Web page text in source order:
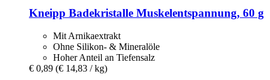
Kneipp Badekristalle Muskelentspannung, 60 g
Mit Arnikaextrakt
Ohne Silikon- & Mineralöle
Hoher Anteil an Tiefensalz
€ 0,89 (€ 14,83 / kg)